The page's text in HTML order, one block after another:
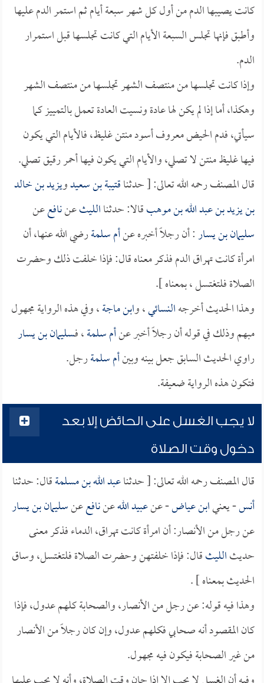
كانت يصيبها الدم من أول كل شهر سبعة أيام ثم استمر الدم عليها
وأطبق فإنها تجلس السبعة الأيام التي كانت تجلسها قبل استمرار
الدم.
وإذا كانت تجلسها من منتصف الشهر تجلسها من منتصف الشهر
وهكذا، أما إذا لم يكن لها عادة ونسيت العادة تعمل بالتمييز كما
سيأتي، فدم الحيض معروف أسود منتن غليظ، فالأيام التي يكون
فيها غليظ منتن لا تصلي، والأيام التي يكون فيها أحمر رقيق تصلي.
قال المصنف رحمه الله تعالى: [ حدثناقتيبة بن سعيدويزيد بن خالد
بن يزيد بن عبد الله بن موهبقالا: حدثناالليثعننافععن
سليمان بن يسار: أن رجلاً أخبره عنأم سلمةرضي الله عنها، أن
امرأة كانت تهراق الدم فذكر معناه قال: فإذا خلفت ذلك وحضرت
الصلاة فلتغتسل ، بمعناه ].
وهذا الحديث أخرجهالنسائي، وابن ماجة، وفي هذه الرواية مجهول
مبهم وذلك في قوله أن رجلاً أخبر عنأم سلمة، فـسليمان بن يسار
راوي الحديث السابق جعل بينه وبينأم سلمةرجل.
فتكون هذه الرواية ضعيفة.
لا يجب الغسل على الحائض إلا بعد
دخول وقت الصلاة
قال المصنف رحمه الله تعالى: [ حدثناعبد الله بن مسلمةقال: حدثنا
أنس- يعنيابن عياض- عنعبيد اللهعننافععنسليمان بن يسار
عن رجل من الأنصار: أن امرأة كانت تهراق، الدماء فذكر معنى
حديثالليثقال: فإذا خلفتهن وحضرت الصلاة فلتغتسل، وساق
الحديث بمعناه ] .
وهذا فيه قوله: عن رجل من الأنصار، والصحابة كلهم عدول، فإذا
كان المقصود أنه صحابي فكلهم عدول، وإن كان رجلاً من الأنصار
من غير الصحابة فيكون فيه مجهول.